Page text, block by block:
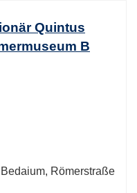
Quintus
B
Römerstraße